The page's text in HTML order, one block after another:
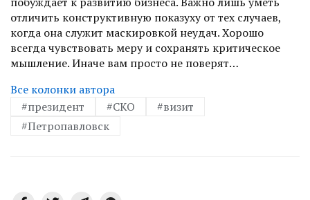
отличить конструктивную показуху от тех случаев,
когда она служит маскировкой неудач. Хорошо
всегда чувствовать меру и сохранять критическое
мышление. Иначе вам просто не поверят…
Все колонки автора
#президент
#СКО
#визит
#Петропавловск